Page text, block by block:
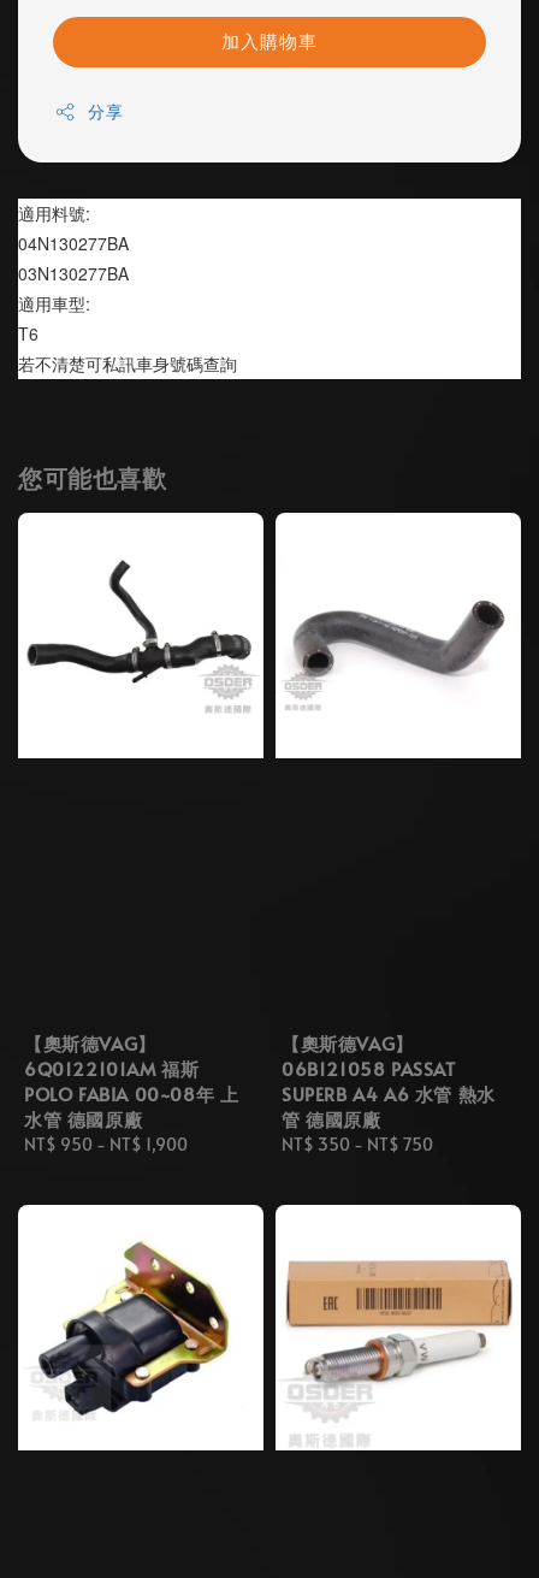
加入購物車
分享
適用料號:
04N130277BA
03N130277BA
適用車型:
T6
若不清楚可私訊車身號碼查詢
您可能也喜歡
【奧斯德VAG】
6Q0122101AM 福斯
POLO FABIA 00~08年 上
水管 德國原廠
Regular
NT$ 950 - NT$ 1,900
【奧斯德VAG】
06B121058 PASSAT
SUPERB A4 A6 水管 熱水
管 德國原廠
Regular
NT$ 350 - NT$ 750